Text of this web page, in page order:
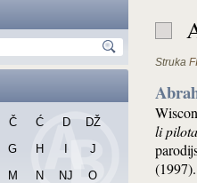
Č Ć D
DŽ
G H
J
M N NJ
O
Struka
li
(1997).